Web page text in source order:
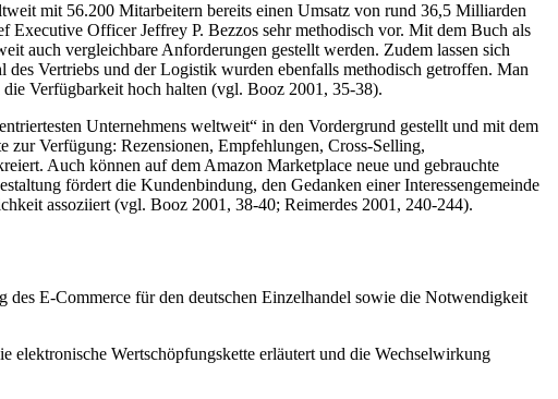
mit 56.200 Mitarbeitern bereits einen Umsatz von rund 36,5 Milliarden
Officer Jeffrey P. Bezzos sehr methodisch vor. Mit dem Buch als
auch vergleichbare Anforderungen gestellt werden. Zudem lassen sich
Vertriebs und der Logistik wurden ebenfalls methodisch getroffen. Man
Verfügbarkeit hoch halten (vgl. Booz 2001, 35-38).
Unternehmens weltweit“ in den Vordergrund gestellt und mit dem
Verfügung: Rezensionen, Empfehlungen, Cross-Selling,
Auch können auf dem Amazon Marketplace neue und gebrauchte
fördert die Kundenbindung, den Gedanken einer Interessengemeinde
assoziiert (vgl. Booz 2001, 38-40; Reimerdes 2001, 240-244).
E-Commerce für den deutschen Einzelhandel sowie die Notwendigkeit
Wertschöpfungskette erläutert und die Wechselwirkung